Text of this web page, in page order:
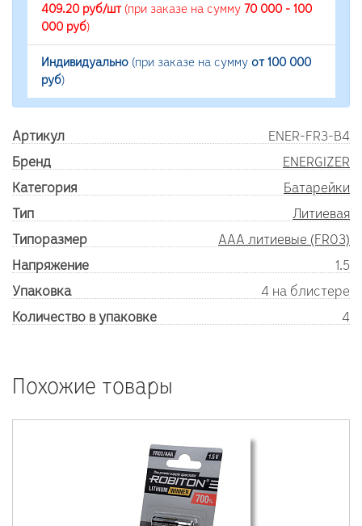
409.20 руб/шт(при заказе на сумму 70 000 - 100
000 руб)
Индивидуально (при заказе на сумму от 100 000
руб)
Артикул
ENER-FR3-B4
Бренд
ENERGIZER
Категория
Батарейки
Тип
Литиевая
Типоразмер
AAA литиевые (FR03)
Напряжение
1.5
Упаковка
4 на блистере
Количество в упаковке
4
Похожие товары